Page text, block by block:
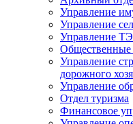
Управление
Управление
Управление
Общественные
Управление
дорожного
Управление
Отдел туризма
Финансовое